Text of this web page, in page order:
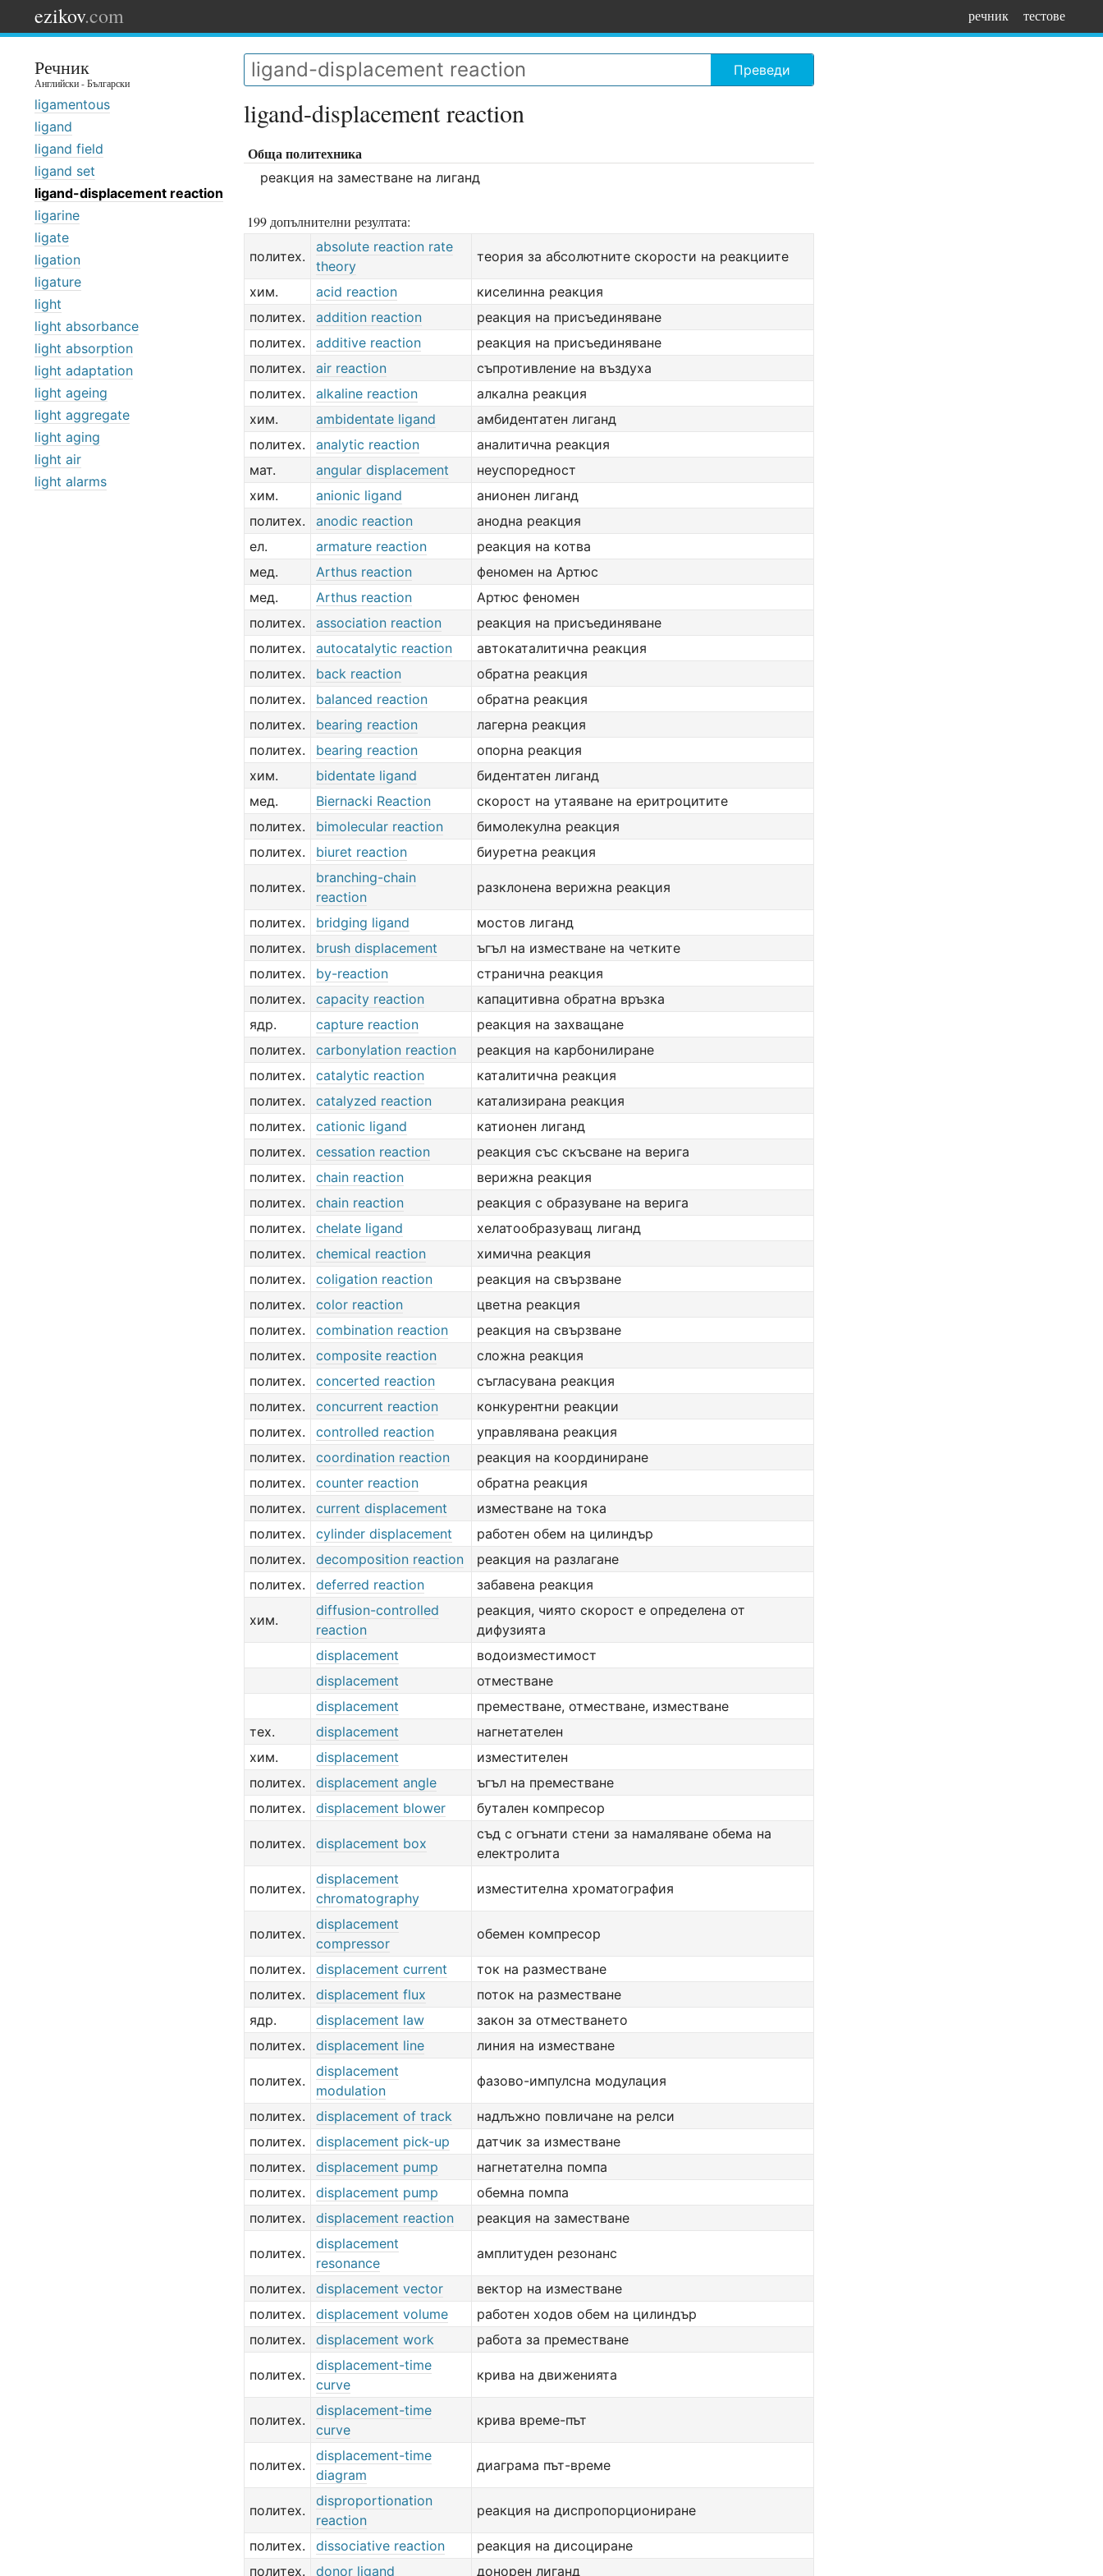
ezikov.com речник тестове
Речник
Английски - Български
ligamentous
ligand
ligand field
ligand set
ligand-displacement reaction
ligarine
ligate
ligation
ligature
light
light absorbance
light absorption
light adaptation
light ageing
light aggregate
light aging
light air
light alarms
Преведи
ligand-displacement reaction
Обща политехника
реакция на заместване на лиганд
199 допълнителни резултата:
политех.
absolute reaction rate
theory
теория за абсолютните скорости на реакциите
хим. acid reaction
киселинна реакция
политех.
addition reaction
реакция на присъединяване
политех.
additive reaction
реакция на присъединяване
политех.
air reaction
съпротивление на въздуха
политех.
alkaline reaction
алкална реакция
хим.
ambidentate ligand
амбидентатен лиганд
политех.
analytic reaction
аналитична реакция
мат.
angular displacement
неуспоредност
хим.
anionic ligand
анионен лиганд
политех.
anodic reaction
анодна реакция
ел.
armature reaction
реакция на котва
мед.
Arthus reaction
феномен на Артюс
мед.
Arthus reaction
Артюс феномен
политех.
association reaction
реакция на присъединяване
политех.
autocatalytic reaction
автокаталитична реакция
политех.
back reaction
обратна реакция
политех.
balanced reaction
обратна реакция
политех.
bearing reaction
лагерна реакция
политех.
bearing reaction
опорна реакция
хим.
bidentate ligand
бидентатен лиганд
мед.
Biernacki Reaction
скорост на утаяване на еритроцитите
политех.
bimolecular reaction
бимолекулна реакция
политех.
biuret reaction биуретна реакция
политех.
branching-chain
reaction
разклонена верижна реакция
политех. bridging ligand
мостов лиганд
политех.
brush displacement
ъгъл на изместване на четките
политех.
by-reaction
странична реакция
политех.
capacity reaction
капацитивна обратна връзка
ядр.
capture reaction
реакция на захващане
политех.
carbonylation reaction
реакция на карбонилиране
политех.
catalytic reaction
каталитична реакция
политех.
catalyzed reaction
катализирана реакция
политех.
cationic ligand
катионен лиганд
политех.
cessation reaction
реакция със скъсване на верига
политех.
chain reaction
верижна реакция
политех.
chain reaction
реакция с образуване на верига
политех.
chelate ligand
хелатообразуващ лиганд
политех.
chemical reaction
химична реакция
политех.
coligation reaction
реакция на свързване
политех.
color reaction
цветна реакция
политех.
combination reaction
реакция на свързване
политех.
composite reaction
сложна реакция
политех.
concerted reaction
съгласувана реакция
политех.
concurrent reaction
конкурентни реакции
политех.
controlled reaction
управлявана реакция
политех.
coordination reaction
реакция на координиране
политех.
counter reaction
обратна реакция
политех.
current displacement
изместване на тока
политех.
cylinder displacement
работен обем на цилиндър
политех.
decomposition reaction
реакция на разлагане
политех.
deferred reaction забавена реакция
хим.
diffusion-controlled
reaction
реакция, чиято скорост е определена от
дифузията
displacement
водоизместимост
displacement
отместване
displacement
преместване, отместване, изместване
тех.
displacement
нагнетателен
хим.
displacement
изместителен
политех.
displacement angle
ъгъл на преместване
политех.
displacement blower бутален компресор
политех. displacement box
съд с огънати стени за намаляване обема на
електролита
политех.
displacement
chromatography
изместителна хроматография
политех.
displacement
compressor
обемен компресор
политех. displacement current
ток на разместване
политех.
displacement flux
поток на разместване
ядр.
displacement law
закон за отместването
политех.
displacement line линия на изместване
политех.
displacement
modulation
фазово-импулсна модулация
политех. displacement of track
надлъжно повличане на релси
политех.
displacement pick-up
датчик за изместване
политех.
displacement pump
нагнетателна помпа
политех.
displacement pump
обемна помпа
политех.
displacement reaction реакция на заместване
политех.
displacement
resonance
амплитуден резонанс
политех. displacement vector
вектор на изместване
политех.
displacement volume
работен ходов обем на цилиндър
политех.
displacement work работа за преместване
политех.
displacement-time
curve
крива на движенията
политех.
displacement-time
curve
крива време-път
политех.
displacement-time
diagram
диаграма път-време
политех.
disproportionation
reaction
реакция на диспропорциониране
политех. dissociative reaction
реакция на дисоциране
политех.
donor ligand донорен лиганд